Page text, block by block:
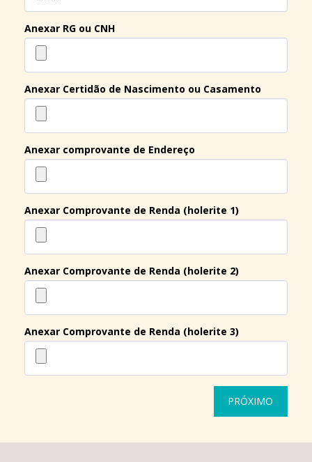
Anexar RG ou CNH
Anexar Certidão de Nascimento ou Casamento
Anexar comprovante de Endereço
Anexar Comprovante de Renda (holerite 1)
Anexar Comprovante de Renda (holerite 2)
Anexar Comprovante de Renda (holerite 3)
PRÓXIMO